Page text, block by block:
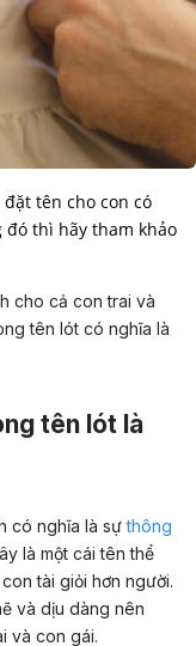
tên cho con có
đó thì hãy tham khảo
cho cả con trai và
tên lót có nghĩa là
tên lót là
có nghĩa là sựthông
là một cái tên thể
tài giỏi hơn người.
và dịu dàng nên
và con gái.